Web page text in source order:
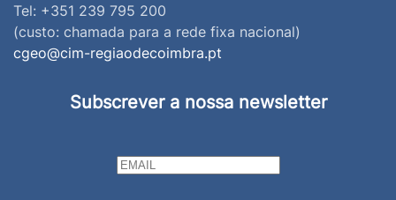
Tel: +351 239 795 200
(custo: chamada para a rede fixa nacional)
cgeo@cim-regiaodecoimbra.pt
Subscrever a nossa newsletter